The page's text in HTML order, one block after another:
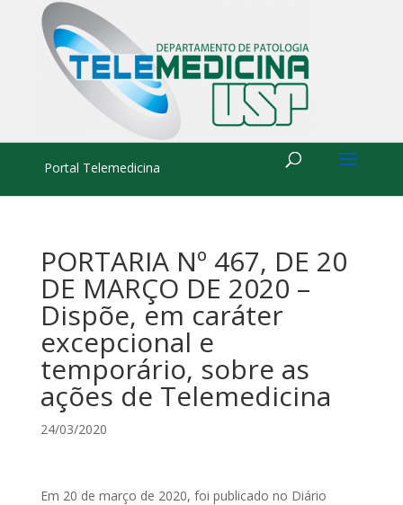
Portal Telemedicina
PORTARIA Nº 467, DE 20
DE MARÇO DE 2020 –
Dispõe, em caráter
excepcional e
temporário, sobre as
ações de Telemedicina
24/03/2020
Em 20 de março de 2020, foi publicado no Diário